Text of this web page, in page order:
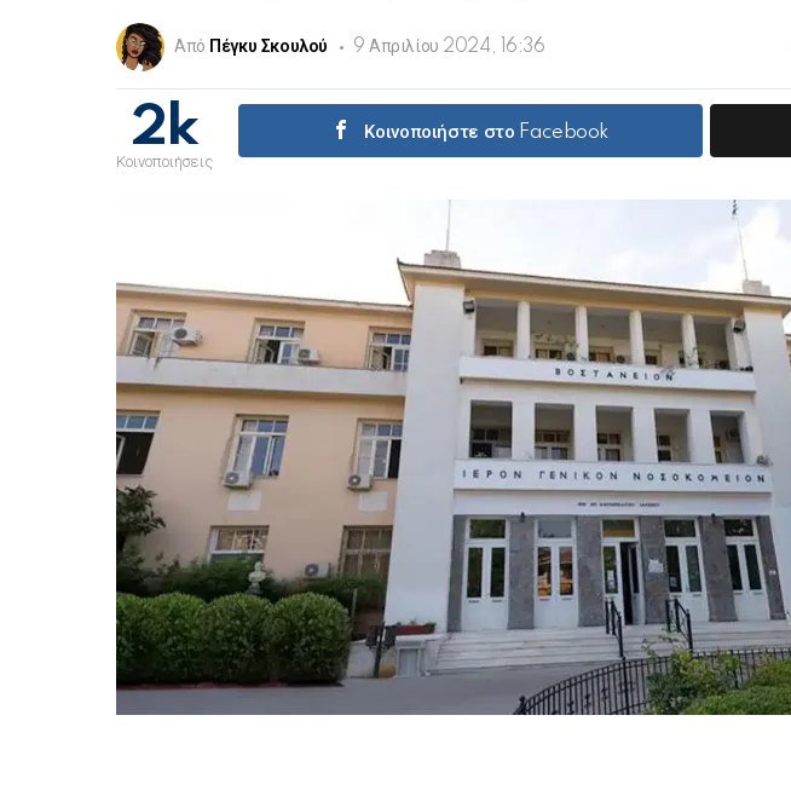
Από Πέγκυ Σκουλού 9 Απριλίου 2024, 16:36
2k
Κοινοποιήσεις
Κοινοποιήστε στο Facebook